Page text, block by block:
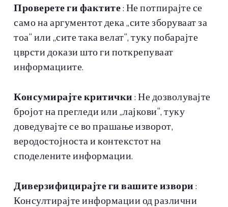
Проверете ги фактите : Не потпирајте се
само на аргументот дека „сите зборуваат за
тоа“ или „сите така велат“, туку побарајте
цврсти докази што ги поткрепуваат
информациите.
Консумирајте критички : Не дозволувајте
бројот на прегледи или „лајкови“, туку
доведувајте се во прашање изворот,
веродостојноста и контекстот на
споделените информации.
Диверзифицирајте ги вашите извори :
Консултирајте информации од различни